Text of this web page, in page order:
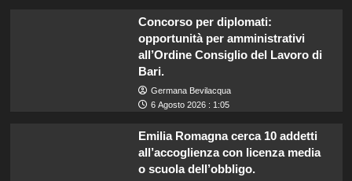
Concorso per diplomati:
opportunità per amministrativi
all’Ordine Consiglio del Lavoro di
Bari.
Germana Bevilacqua
6 Agosto 2026 : 1:05
Emilia Romagna cerca 10 addetti
all’accoglienza con licenza media
o scuola dell’obbligo.